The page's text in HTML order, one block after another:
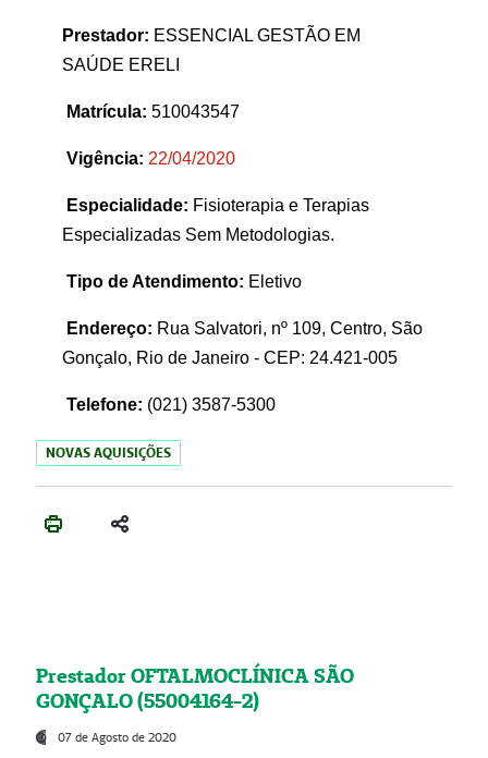
Prestador: ESSENCIAL GESTÃO EM
SAÚDE ERELI
Matrícula: 510043547
Vigência: 22/04/2020
Especialidade: Fisioterapia e Terapias
Especializadas Sem Metodologias.
Tipo de Atendimento: Eletivo
Endereço: Rua Salvatori, nº 109, Centro, São
Gonçalo, Rio de Janeiro - CEP: 24.421-005
Telefone: (021) 3587-5300
NOVAS AQUISIÇÕES
Prestador OFTALMOCLÍNICA SÃO
GONÇALO (55004164-2)
07 de Agosto de 2020